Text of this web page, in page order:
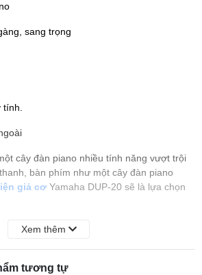
sang trọng
cây đàn piano nhiều tính năng vượt trội
bàn phím như một cây đàn piano
giả cơ Yamaha DUP-20 sẽ là lựa chọn
Xem thêm
tương tự